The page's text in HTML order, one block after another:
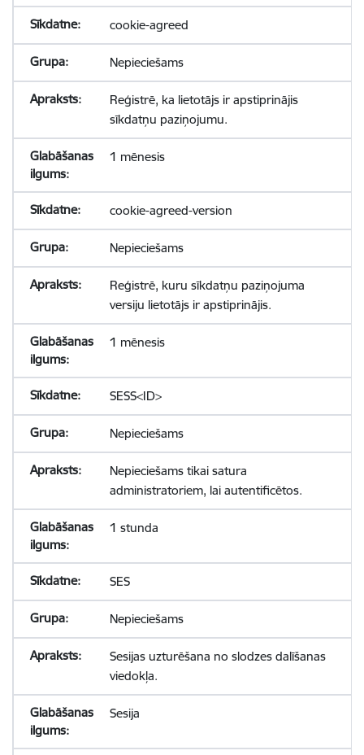
cookie-agreed
Nepieciešams
Reģistrē, ka lietotājs ir apstiprinājis
sīkdatņu paziņojumu.
1 mēnesis
cookie-agreed-version
Nepieciešams
Reģistrē, kuru sīkdatņu paziņojuma
versiju lietotājs ir apstiprinājis.
1 mēnesis
SESS<ID>
Nepieciešams
Nepieciešams tikai satura
administratoriem, lai autentificētos.
1 stunda
SES
Nepieciešams
Sesijas uzturēšana no slodzes dalīšanas
viedokļa.
Sesija